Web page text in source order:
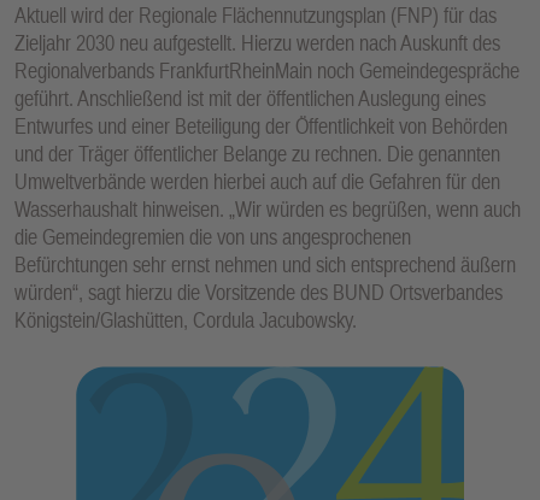
Aktuell wird der Regionale Flächennutzungsplan (FNP) für das
Zieljahr 2030 neu aufgestellt. Hierzu werden nach Auskunft des
Regionalverbands FrankfurtRheinMain noch Gemeindegespräche
geführt. Anschließend ist mit der öffentlichen Auslegung eines
Entwurfes und einer Beteiligung der Öffentlichkeit von Behörden
und der Träger öffentlicher Belange zu rechnen. Die genannten
Umweltverbände werden hierbei auch auf die Gefahren für den
Wasserhaushalt hinweisen. „Wir würden es begrüßen, wenn auch
die Gemeindegremien die von uns angesprochenen
Befürchtungen sehr ernst nehmen und sich entsprechend äußern
würden“, sagt hierzu die Vorsitzende des BUND Ortsverbandes
Königstein/Glashütten, Cordula Jacubowsky.